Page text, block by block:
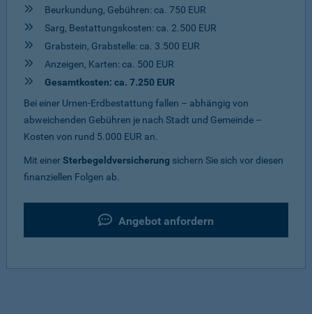
Beurkundung, Gebühren: ca. 750 EUR
Sarg, Bestattungskosten: ca. 2.500 EUR
Grabstein, Grabstelle: ca. 3.500 EUR
Anzeigen, Karten: ca. 500 EUR
Gesamtkosten: ca. 7.250 EUR
Bei einer Urnen-Erdbestattung fallen – abhängig von
abweichenden Gebühren je nach Stadt und Gemeinde –
Kosten von rund 5.000 EUR an.
Mit einerSterbegeldversicherung sichern Sie sich vor diesen
finanziellen Folgen ab.
Angebot anfordern